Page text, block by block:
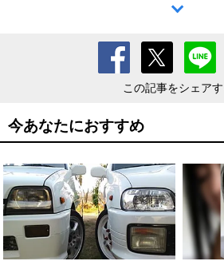
この記事をシェア
今あなたにおすすめ